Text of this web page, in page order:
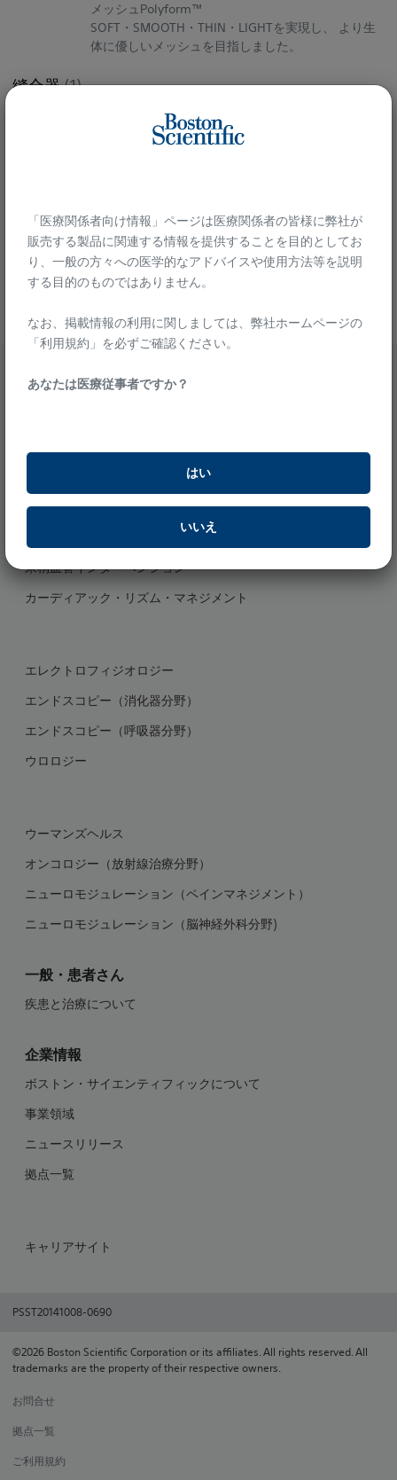
「医療関係者向け情報」ページは医療関係者の皆様に弊社が
販売する製品に関連する情報を提供することを目的としてお
り、一般の方々への医学的なアドバイスや使用方法等を説明
する目的のものではありません。​
なお、掲載情報の利用に関しましては、弊社ホームページの
「利用規約」を必ずご確認ください。​
あなたは医療従事者ですか？
はい
いいえ
メッシュPolyform™
SOFT・SMOOTH・THIN・LIGHTを実現し、 より生
体に優しいメッシュを目指しました。
縫合器(1)
Capio™ SLIM Suture Capturing Device
キャピオ スリム
さらに進化したデザインにより、最小限の剥離スペ
ースで 深部組織へのアクセス・スーチャリングを
可能にします
ボストン・サイエンティフィックは、世界中の患者さんの健康状態
冠動脈インターベンション
末梢血管インターベンション
カーディアック・リズム・マネジメント
エレクトロフィジオロジー
エンドスコピー（消化器分野）
エンドスコピー（呼吸器分野）
ウロロジー
ウーマンズヘルス
オンコロジー（放射線治療分野）
ニューロモジュレーション（ペインマネジメント）
ニューロモジュレーション（脳神経外科分野)
一般・患者さん
疾患と治療について
企業情報
ボストン・サイエンティフィックについて
事業領域
ニュースリリース
拠点一覧
キャリアサイト
PSST20141008-0690
©2026 Boston Scientific Corporation or its affiliates. All rights reserved. All
trademarks are the property of their respective owners.
お問合せ
拠点一覧
ご利用規約